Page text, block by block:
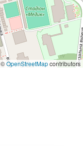
©OpenStreetMapcontributors